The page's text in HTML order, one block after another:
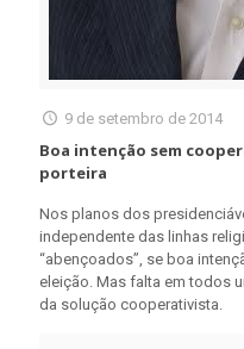
9 de setembro de 2014
Boa intenção sem
porteira
Nos planos dos
independente das linhas
“abençoados”, se boa
eleição. Mas falta em todos
da solução cooperativista.